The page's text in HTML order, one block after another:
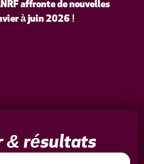
affronte de nouvelles
à juin 2026 !
& résultats